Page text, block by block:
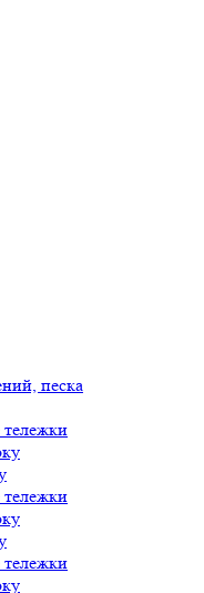
песка